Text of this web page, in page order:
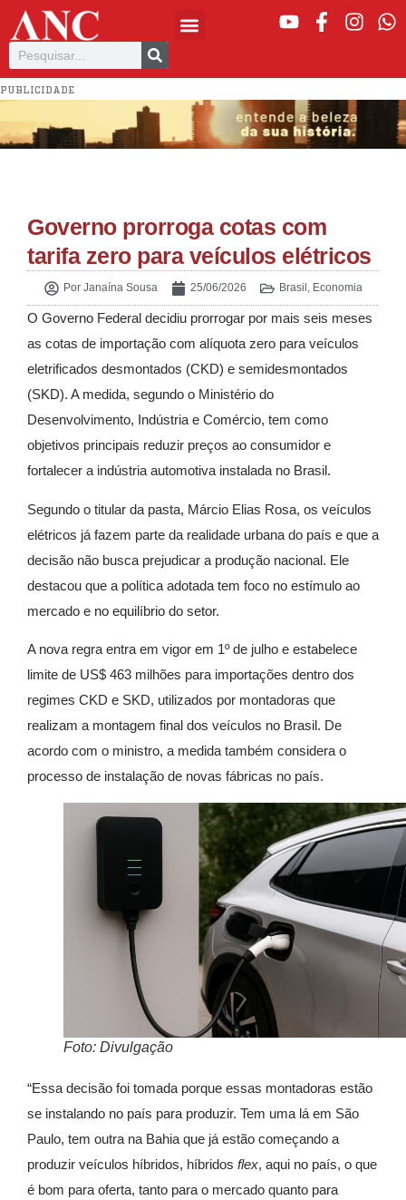
PUBLICIDADE
Governo prorroga cotas com
tarifa zero para veículos elétricos
PorJanaína Sousa 25/06/2026 Brasil , Economia
O Governo Federal decidiu prorrogar por mais seis meses
as cotas de importação com alíquota zero para veículos
eletrificados desmontados (CKD) e semidesmontados
(SKD). A medida, segundo o Ministério do
Desenvolvimento, Indústria e Comércio, tem como
objetivos principais reduzir preços ao consumidor e
fortalecer a indústria automotiva instalada no Brasil.
Segundo o titular da pasta, Márcio Elias Rosa, os veículos
elétricos já fazem parte da realidade urbana do país e que a
decisão não busca prejudicar a produção nacional. Ele
destacou que a política adotada tem foco no estímulo ao
mercado e no equilíbrio do setor.
A nova regra entra em vigor em 1º de julho e estabelece
limite de US$ 463 milhões para importações dentro dos
regimes CKD e SKD, utilizados por montadoras que
realizam a montagem final dos veículos no Brasil. De
acordo com o ministro, a medida também considera o
processo de instalação de novas fábricas no país.
Foto: Divulgação
“Essa decisão foi tomada porque essas montadoras estão
se instalando no país para produzir. Tem uma lá em São
Paulo, tem outra na Bahia que já estão começando a
produzir veículos híbridos, híbridos flex, aqui no país, o que
é bom para oferta, tanto para o mercado quanto para